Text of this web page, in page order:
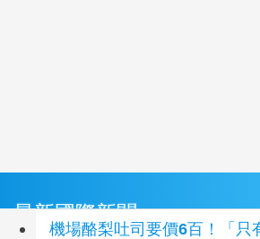
最新國際新聞
機場酪梨吐司要價6百！「只